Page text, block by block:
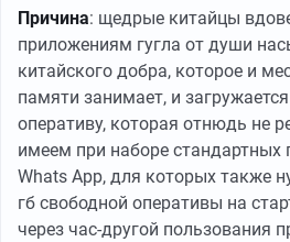
Причина: щедрые китайцы
приложениям гугла от души
китайского добра, которое и
памяти занимает, и
оперативу, которая отнюдь не
имеем при наборе стандартных
Whats App, для которых также
гб свободной оперативы на
через час-другой пользования